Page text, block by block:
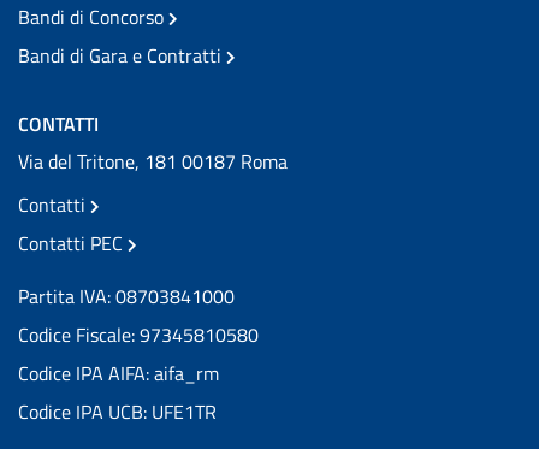
Bandi di Concorso
Bandi di Gara e Contratti
CONTATTI
Via del Tritone, 181 00187 Roma
Contatti
Contatti PEC
Partita IVA: 08703841000
Codice Fiscale: 97345810580
Codice IPA AIFA: aifa_rm
Codice IPA UCB: UFE1TR